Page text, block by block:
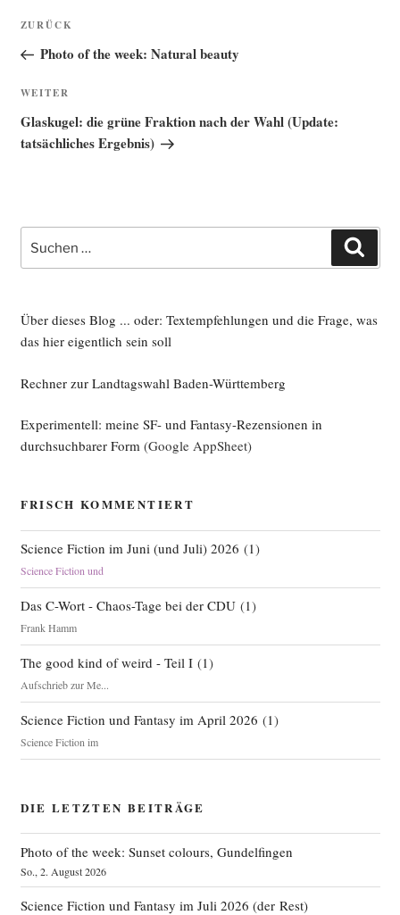
Beitragsnavigation
Vorheriger
Beitrag
ZURÜCK
Photo of the week: Natural beauty
Nächster
Beitrag
WEITER
Glaskugel: die grüne Fraktion nach der Wahl (Update:
tatsächliches Ergebnis)
nach:
Über dieses Blog ... oder: Textempfehlungen und die Frage, was
das hier eigentlich sein soll
Rechner zur Landtagswahl Baden-Württemberg
Experimentell: meine SF- und Fantasy-Rezensionen in
durchsuchbarer Form(Google AppSheet)
FRISCH KOMMENTIERT
Science Fiction im Juni (und Juli) 2026 (1)
Science Fiction und
Das C-Wort - Chaos-Tage bei der CDU(1)
Frank Hamm
The good kind of weird - Teil I(1)
Aufschrieb zur Me...
Science Fiction und Fantasy im April 2026 (1)
Science Fiction im
DIE LETZTEN BEITRÄGE
Photo of the week: Sunset colours, Gundelfingen
So., 2. August 2026
Science Fiction und Fantasy im Juli 2026 (der Rest)